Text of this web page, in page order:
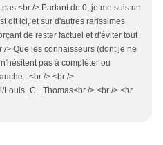
/> Partant de 0, je me suis un
dit ici, et sur d'autres rarissimes
de rester factuel et d'éviter tout
/> Que les connaisseurs (dont je ne
pas à compléter ou
/> <br />
Louis_C._Thomas<br /> <br /> <br